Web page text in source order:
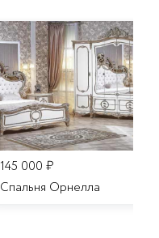
145 000 ₽
Cпальня Орнелла